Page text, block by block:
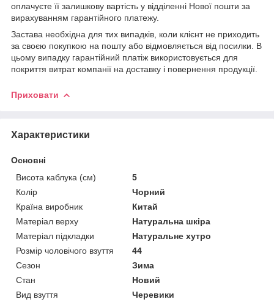
оплачуєте її залишкову вартість у відділенні Нової пошти за
вирахуванням гарантійного платежу.
Застава необхідна для тих випадків, коли клієнт не приходить
за своєю покупкою на пошту або відмовляється від посилки. В
цьому випадку гарантійний платіж використовується для
покриття витрат компанії на доставку і повернення продукції.
Приховати
Характеристики
Основні
Висота каблука (см)
5
Колір
Чорний
Країна виробник
Китай
Матеріал верху
Натуральна шкіра
Матеріал підкладки
Натуральне хутро
Розмір чоловічого взуття
44
Сезон
Зима
Стан
Новий
Вид взуття
Черевики